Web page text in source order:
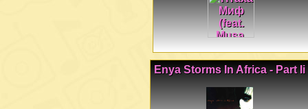
Enya Storms In Africa - Part Ii